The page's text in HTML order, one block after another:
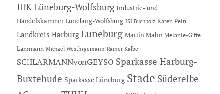
IHK Lüneburg-Wolfsburg Industrie- und
Handelskammer Lüneburg-Wolfsburg ISI Buchholz Karen Pein
Landkreis Harburg Lüneburg Martin Mahn Melanie-Gitte
Lansmann Michael Westhagemann Rainer Kalbe
SCHLARMANNvonGEYSO Sparkasse Harburg-
Buxtehude Sparkasse Lüneburg Stade Süderelbe